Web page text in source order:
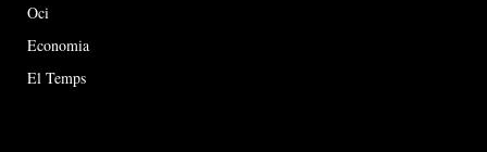
Oci
Economia
El Temps